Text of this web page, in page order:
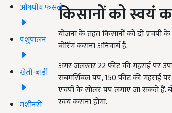
औषधीय फसलें
पशुपालन
खेती-बाड़ी
मशीनरी
किसानों को स्वयं
योजना के तहत किसानों को दो एचपी
बोरिंग कराना अनिवार्य है.
अगर जलस्तर 22 फीट की गहराई पर
सबमर्सिबल पंप, 150 फीट की गहराई
एचपी के सोलर पंप लगाए जा सकते हैं.
स्वयं कराना होगा.